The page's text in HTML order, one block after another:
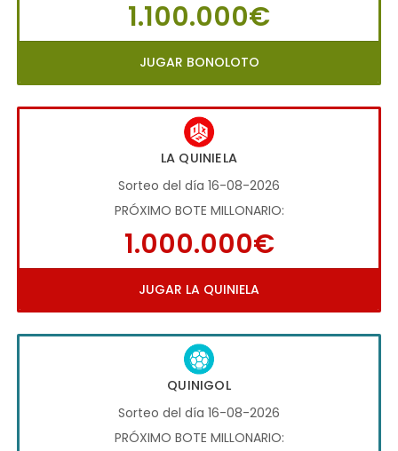
1.100.000€
JUGAR BONOLOTO
LA QUINIELA
Sorteo del día 16-08-2026
PRÓXIMO BOTE MILLONARIO:
1.000.000€
JUGAR LA QUINIELA
QUINIGOL
Sorteo del día 16-08-2026
PRÓXIMO BOTE MILLONARIO: